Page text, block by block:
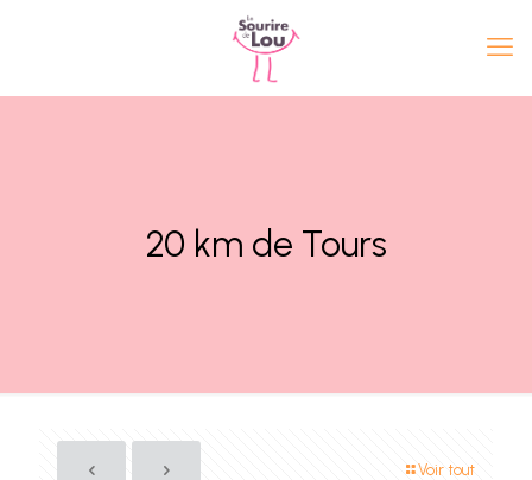
20 km de Tours
Voir tout